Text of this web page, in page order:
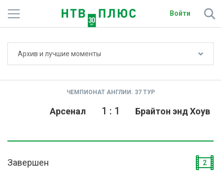
Войти
Архив и лучшие моменты
ЧЕМПИОНАТ АНГЛИИ. 37 ТУР
Арсенал Брайтон энд Хоув
1 : 1
Завершен 2